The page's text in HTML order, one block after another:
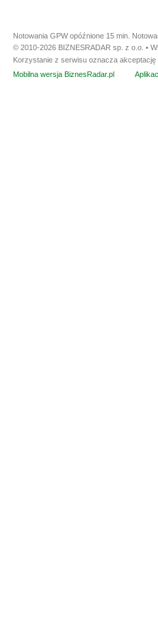
Notowania GPW opóźnione 15 min.
© 2010-2026 BIZNESRADAR sp. z o.o. •
Korzystanie z serwisu oznacza akceptację
Mobilna wersja BiznesRadar.pl